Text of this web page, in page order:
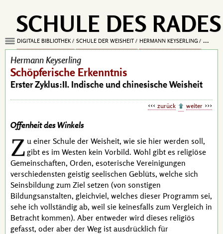
SCHULE DES RADES
DIGITALE BIBLIOTHEK SCHULE DER WEISHEIT HERMANN KEYSERLING
Hermann Keyserling
Schöpferische Erkenntnis
Erster Zyklus:II. Indische und chinesische Weisheit
zurück weiter
Offenheit des Winkels
Z u einer Schule der Weisheit, wie sie hier werden soll,
gibt es im Westen kein Vorbild. Wohl gibt es religiöse
Gemeinschaften, Orden, esoterische Vereinigungen
verschiedensten geistig seelischen Geblüts, welche sich
Seinsbildung zum Ziel setzen (von sonstigen
Bildungsanstalten, gleichviel, welches dieser Programm sei,
sehe ich vollständig ab, weil sie keinesfalls zum Vergleich in
Betracht kommen). Aber entweder wird dieses religiös
gefasst, oder aber der Weg ist ausdrücklich für